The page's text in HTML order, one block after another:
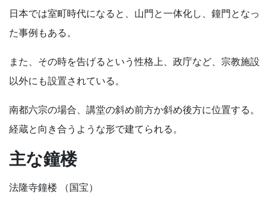
日本では室町時代になると、山門と一体化し、鐘門となっ
た事例もある。
また、その時を告げるという性格上、政庁など、宗教施設
以外にも設置されている。
南都六宗の場合、講堂の斜め前方か斜め後方に位置する。
経蔵と向き合うような形で建てられる。
主な鐘楼
法隆寺鐘楼 （国宝）